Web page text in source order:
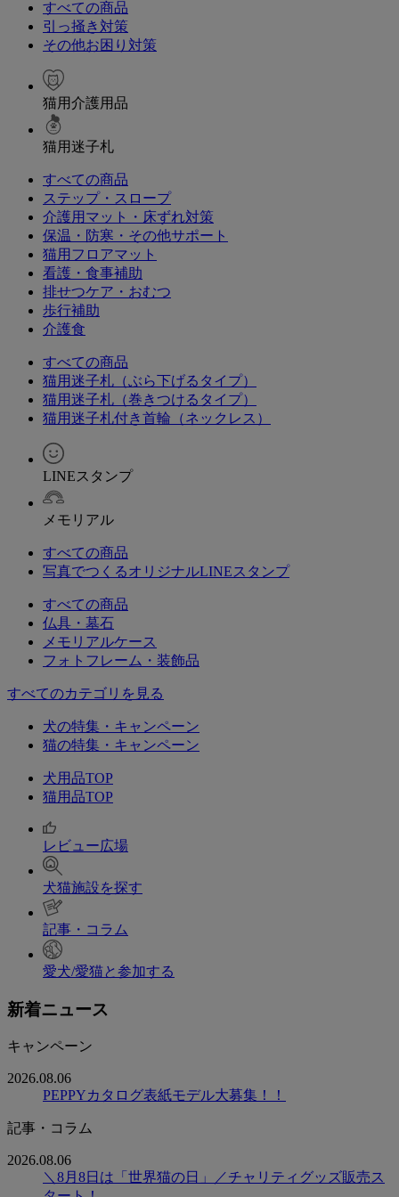
すべての商品
引っ掻き対策
その他お困り対策
猫用介護用品
猫用迷子札
すべての商品
ステップ・スロープ
介護用マット・床ずれ対策
保温・防寒・その他サポート
猫用フロアマット
看護・食事補助
排せつケア・おむつ
歩行補助
介護食
すべての商品
猫用迷子札（ぶら下げるタイプ）
猫用迷子札（巻きつけるタイプ）
猫用迷子札付き首輪（ネックレス）
LINEスタンプ
メモリアル
すべての商品
写真でつくるオリジナルLINEスタンプ
すべての商品
仏具・墓石
メモリアルケース
フォトフレーム・装飾品
すべてのカテゴリを見る
犬の特集・キャンペーン
猫の特集・キャンペーン
犬用品TOP
猫用品TOP
レビュー広場
犬猫施設を探す
記事・コラム
愛犬/愛猫と参加する
新着ニュース
キャンペーン
2026.08.06
PEPPYカタログ表紙モデル大募集！！
記事・コラム
2026.08.06
＼8月8日は「世界猫の日」／チャリティグッズ販売ス